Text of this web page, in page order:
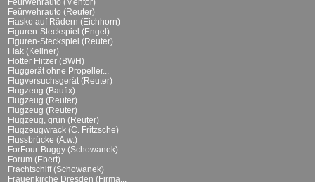
Feürwehrauto (Mentor)
Feürwehrauto (Reuter)
Fiasko auf Rädern (Eichhorn)
Figuren-Steckspiel (Engel)
Figuren-Steckspiel (Reuter)
Flak (Kellner)
Flotter Flitzer (BWH)
Fluggerät ohne Propeller...
Flugversuchsgerät (Reuter)
Flugzeug (Baufix)
Flugzeug (Reuter)
Flugzeug (Reuter)
Flugzeug, grün (Reuter)
Flugzeugwrack (C. Fritzsche)
Flussbrücke (A.w.)
ForFour-Buggy (Schowanek)
Forum (Ebert)
Frachtschiff (Schowanek)
Frauenkirche Dresden (Firma...